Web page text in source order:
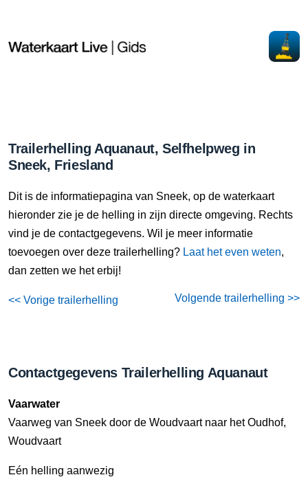
Trailerhelling Aquanaut, Selfhelpweg in
Sneek, Friesland
Dit is de informatiepagina van Sneek, op de waterkaart
hieronder zie je de helling in zijn directe omgeving. Rechts
vind je de contactgegevens. Wil je meer informatie
toevoegen over deze trailerhelling? Laat het even weten,
dan zetten we het erbij!
<< Vorige trailerhelling Volgende trailerhelling >>
Contactgegevens Trailerhelling Aquanaut
Vaarwater
Vaarweg van Sneek door de Woudvaart naar het Oudhof,
Woudvaart
Eén helling aanwezig